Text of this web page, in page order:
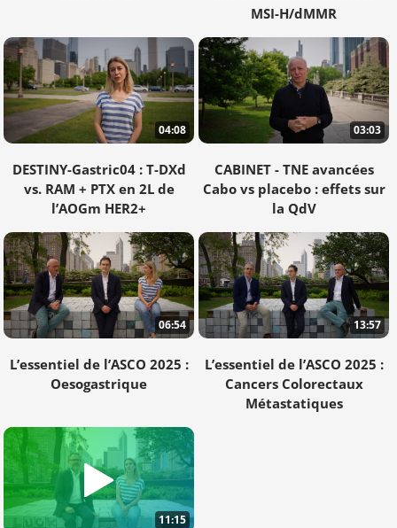
MSI-H/dMMR
04:08
DESTINY-Gastric04 : T-DXd
vs. RAM + PTX en 2L de
l’AOGm HER2+
03:03
CABINET - TNE avancées
Cabo vs placebo : effets sur
la QdV
06:54
L’essentiel de l’ASCO 2025 :
Oesogastrique
13:57
L’essentiel de l’ASCO 2025 :
Cancers Colorectaux
Métastatiques
11:15